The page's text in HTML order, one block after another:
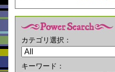
カテゴリ選択：
キーワード：